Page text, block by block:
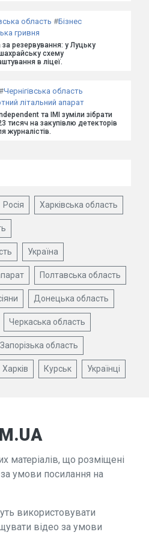
область #Бізнес
гривня
за резервування: у Луцьку
схему
в ліцеї.
Чернігівська область
літальний апарат
та ІМІ зуміли зібрати
тисяч на закупівлю детекторів
журналістів.
Росія Харківська область
Україна
Полтавська область
Донецька область
Черкаська область
Запорізька область
Харків Курськ Українці
матеріалів, що розміщені
за умови посилання на
використовувати
відео за умови